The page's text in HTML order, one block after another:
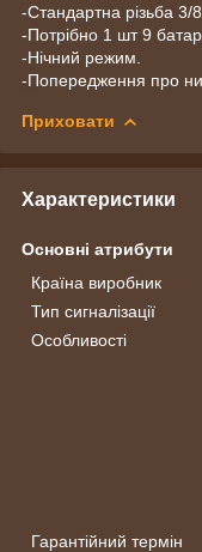
-Стандартна різьба 3/8.
-Потрібно 1 шт 9
-Нічний режим.
-Попередження про
Приховати
Характеристики
Основні атрибути
Країна виробник
Тип сигналізації
Особливості
Гарантійний термін